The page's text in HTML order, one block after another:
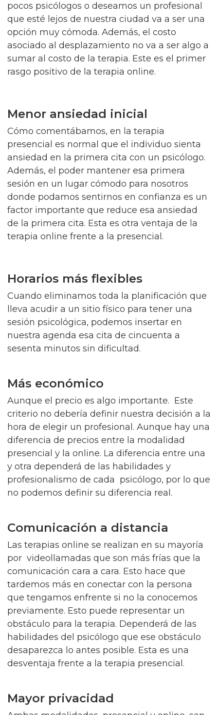
pocos psicólogos o deseamos un profesional
que esté lejos de nuestra ciudad va a ser una
opción muy cómoda. Además, el costo
asociado al desplazamiento no va a ser algo a
sumar al costo de la terapia. Este es el primer
rasgo positivo de la terapia online.
Menor ansiedad inicial
Cómo comentábamos, en la terapia
presencial es normal que el individuo sienta
ansiedad en la primera cita con un psicólogo.
Además, el poder mantener esa primera
sesión en un lugar cómodo para nosotros
donde podamos sentirnos en confianza es un
factor importante que reduce esa ansiedad
de la primera cita. Esta es otra ventaja de la
terapia online frente a la presencial.
Horarios más flexibles
Cuando eliminamos toda la planificación que
lleva acudir a un sitio físico para tener una
sesión psicológica, podemos insertar en
nuestra agenda esa cita de cincuenta a
sesenta minutos sin dificultad.
Más económico
Aunque el precio es algo importante. Este
criterio no debería definir nuestra decisión a la
hora de elegir un profesional. Aunque hay una
diferencia de precios entre la modalidad
presencial y la online. La diferencia entre una
y otra dependerá de las habilidades y
profesionalismo de cada psicólogo, por lo que
no podemos definir su diferencia real.
Comunicación a distancia
Las terapias online se realizan en su mayoría
por videollamadas que son más frías que la
comunicación cara a cara. Esto hace que
tardemos más en conectar con la persona
que tengamos enfrente si no la conocemos
previamente. Esto puede representar un
obstáculo para la terapia. Dependerá de las
habilidades del psicólogo que ese obstáculo
desaparezca lo antes posible. Esta es una
desventaja frente a la terapia presencial.
Mayor privacidad